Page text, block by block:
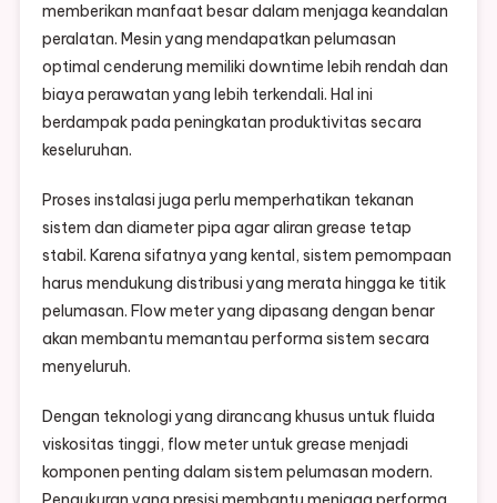
memberikan manfaat besar dalam menjaga keandalan
peralatan. Mesin yang mendapatkan pelumasan
optimal cenderung memiliki downtime lebih rendah dan
biaya perawatan yang lebih terkendali. Hal ini
berdampak pada peningkatan produktivitas secara
keseluruhan.
Proses instalasi juga perlu memperhatikan tekanan
sistem dan diameter pipa agar aliran grease tetap
stabil. Karena sifatnya yang kental, sistem pemompaan
harus mendukung distribusi yang merata hingga ke titik
pelumasan. Flow meter yang dipasang dengan benar
akan membantu memantau performa sistem secara
menyeluruh.
Dengan teknologi yang dirancang khusus untuk fluida
viskositas tinggi, flow meter untuk grease menjadi
komponen penting dalam sistem pelumasan modern.